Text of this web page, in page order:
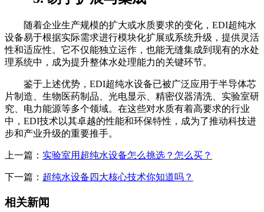
随着企业生产规模的扩大或水质要求的变化，EDI超纯水
设备易于根据实际需求进行模块化扩展或系统升级，提供灵活
性和适应性。它不仅能独立运作，也能无缝集成到现有的水处
理系统中，成为提升整体水处理能力的关键环节。
鉴于上述优势，EDI超纯水设备已被广泛应用于半导体芯
片制造、生物医药制品、光电显示、精密仪器清洗、实验室研
究、电力能源等多个领域。在这些对水质有着高要求的行业
中，EDI技术以其卓越的性能和环保特性，成为了推动科技进
步和产业升级的重要推手。
上一篇： 实验室用超纯水设备怎么挑选？怎么买？
下一篇： 超纯水设备四大核心技术你知道吗？
相关新闻